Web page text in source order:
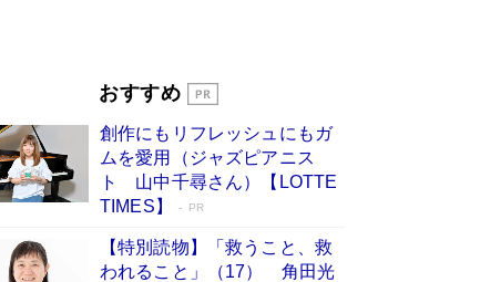
版には「宇宙で描かれたマンガ」も収録
友近氏、絶賛！ 鎌倉を舞台に、孤独を抱えた
人々が新たな一歩を踏み出す連作短篇集『海のほ
とりのプラネット』試し読み
Book Bang
おすすめ
創作にもリフレッシュにもガ
ムを愛用（ジャズピアニス
ト 山中千尋さん）【LOTTE
TIMES】
PR
【特別読物】「救うこと、救
われること」（17） 角田光